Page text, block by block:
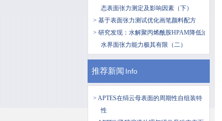
态表面张力测定及影响因素（下）
> 基于表面张力测试优化画笔颜料配方
> 研究发现：水解聚丙烯酰胺HPAM降低油
水界面张力能力极其有限（二）
推荐新闻 Info
> APTES在绢云母表面的周期性自组装特
性